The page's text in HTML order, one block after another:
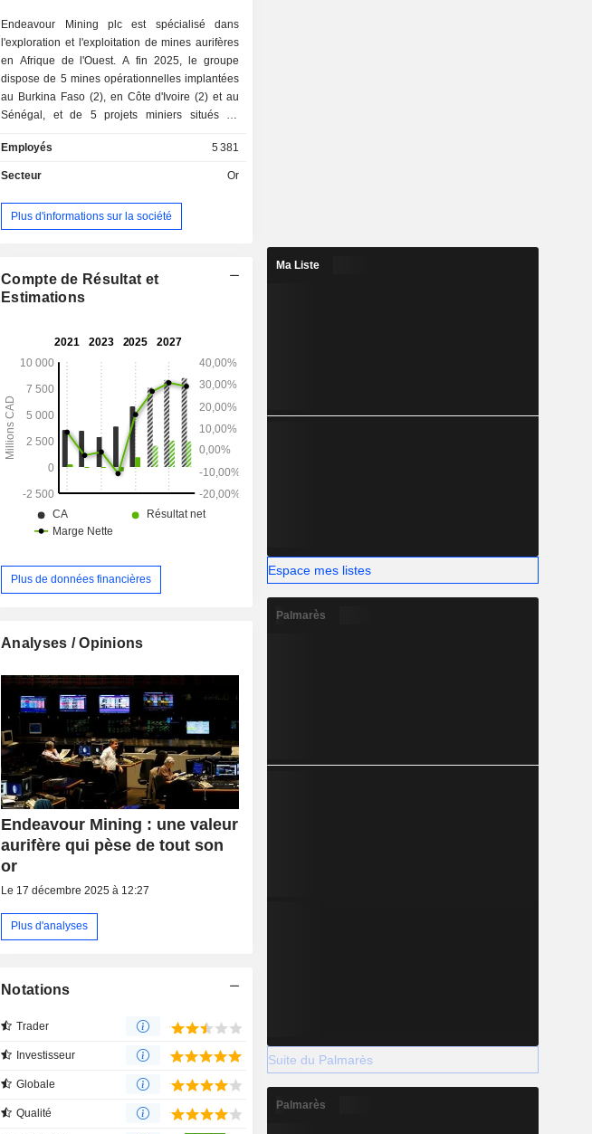
Endeavour Mining plc est spécialisé dans
l'exploration et l'exploitation de mines aurifères
en Afrique de l'Ouest. A fin 2025, le groupe
dispose de 5 mines opérationnelles implantées
au Burkina Faso (2), en Côte d'Ivoire (2) et au
Sénégal, et de 5 projets miniers situés au
Employés
5 381
Secteur Or
Plus d'informations sur la société
Compte de Résultat et
Estimations
Plus de données financières
Analyses / Opinions
Endeavour Mining : une valeur
aurifère qui pèse de tout son
or
Le 17 décembre 2025 à 12:27
Plus d'analyses
Notations
Trader
Investisseur
Globale
Qualité
Ma Liste
Espace mes listes
Palmarès
Suite du Palmarès
Palmarès